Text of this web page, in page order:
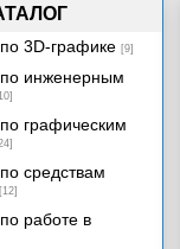
конструкции
Microsoft
Основные
Microsoft
Microsoft
доступа к
модель
3.6.
3D-графике [9]
инженерным
графическим
средствам
[12]
работе в